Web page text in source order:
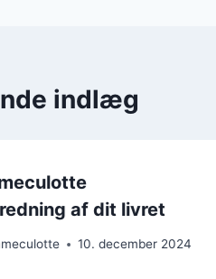
indlæg
af dit livret
10. december 2024